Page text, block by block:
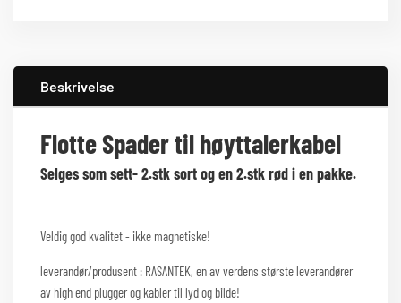
Beskrivelse
Flotte Spader til høyttalerkabel
Selges som sett- 2.stk sort og en 2.stk rød i en pakke.
Veldig god kvalitet - ikke magnetiske!
leverandør/produsent : RASANTEK, en av verdens største leverandører
av high end plugger og kabler til lyd og bilde!